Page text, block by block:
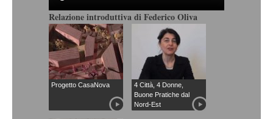
Relazione introduttiva di Federico Oliva
Progetto CasaNova
4 Città, 4 Donne,
Buone Pratiche dal
Nord-Est